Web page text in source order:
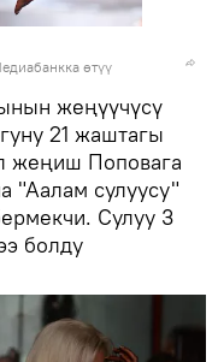
өтүү
жеңүүчүсү
21 жаштагы
жеңиш Поповага
"Аалам сулуусу"
Сулуу 3
болду